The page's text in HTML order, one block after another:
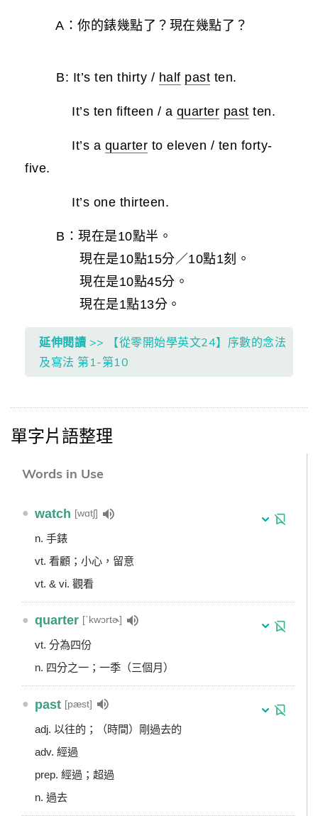
A：你的錶幾點了？現在幾點了？
B: It’s ten thirty / half past ten.
It’s ten fifteen / a quarter past ten.
It’s a quarter to eleven / ten forty-
five.
It’s one thirteen.
B：現在是10點半。
現在是10點15分／10點1刻。
現在是10點45分。
現在是1點13分。
延伸閱讀 >> 【從零開始學英文24】序數的念法
及寫法 第1-第10
單字片語整理
Words in Use
● watch [wɑtʃ]
n. 手錶
vt. 看顧；小心，留意
vt. & vi. 觀看
● quarter [ˋkwɔrtɚ]
vt. 分為四份
n. 四分之一；一季（三個月）
● past [pæst]
adj. 以往的；（時間）剛過去的
adv. 經過
prep. 經過；超過
n. 過去